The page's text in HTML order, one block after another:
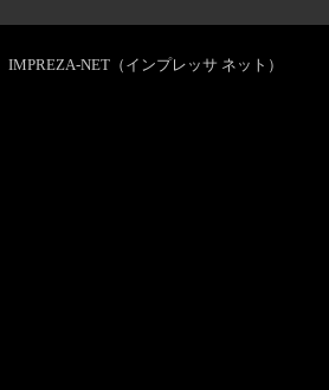
IMPREZA-NET（インプレッサ ネット）